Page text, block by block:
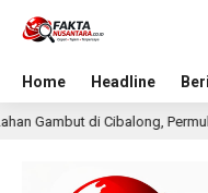
Home Headline
Warga Berhasil